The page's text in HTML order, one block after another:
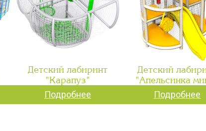
Детский лабиринт
"Карапуз"
Подробнее
Детский
"Апельсинка
Подробнее